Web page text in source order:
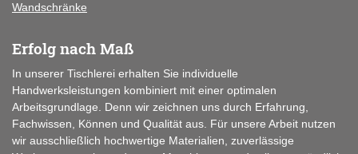
Wandschränke
Erfolg nach Maß
In unserer Tischlerei erhalten Sie individuelle
Handwerksleistungen kombiniert mit einer optimalen
Arbeitsgrundlage. Denn wir zeichnen uns durch Erfahrung,
Fachwissen, Können und Qualität aus. Für unsere Arbeit nutzen
wir ausschließlich hochwertige Materialien, zuverlässige